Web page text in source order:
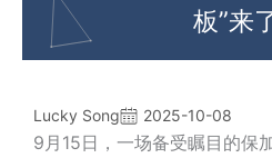
板”来
Lucky Song 2025-10-08
9月15日，一场备受瞩目的保